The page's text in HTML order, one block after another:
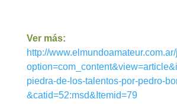
Ver más:
http://
piedra-de-los-talentos-por-pedro-
&catid=52:msd&Itemid=79